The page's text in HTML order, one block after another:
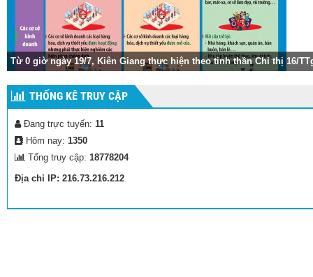
TTg-CP Vũ điệu rửa tay của các cháu trường mẫu giáo Vĩnh
THỐNG KÊ TRUY CẬP
Đang trực tuyến: 11
Hôm nay: 1350
Tổng truy cập: 18778204
Địa chỉ IP: 216.73.216.212